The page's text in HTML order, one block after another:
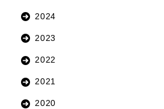
2024
2023
2022
2021
2020